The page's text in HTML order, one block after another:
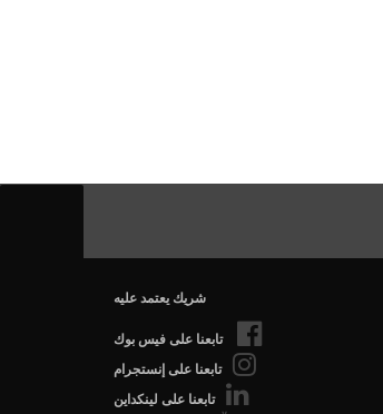
شريك يعتمد عليه
تابعنا على فيس بوك
تابعنا على إنستجرام
تابعنا على لينكداين